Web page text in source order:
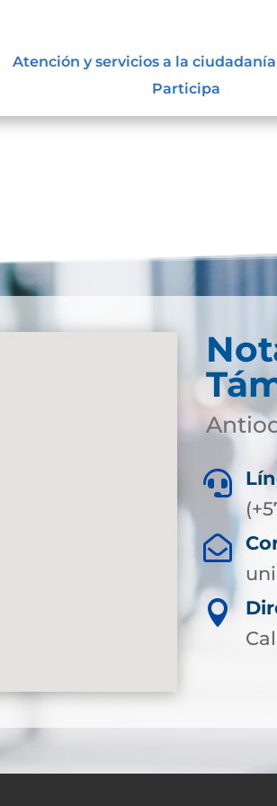
Atención y servicios a la ciudadanía
Participa


